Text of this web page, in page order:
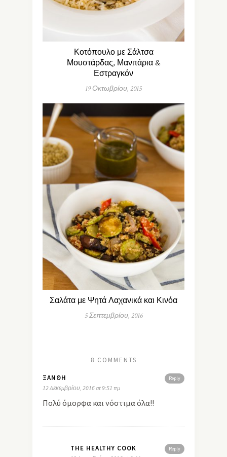
Κοτόπουλο με Σάλτσα
Μουστάρδας, Μανιτάρια &
Εστραγκόν
19 Οκτωβρίου, 2015
Σαλάτα με Ψητά Λαχανικά και Κινόα
5 Σεπτεμβρίου, 2016
8 COMMENTS
Reply
ΞΑΝΘΉ
12 Δεκεμβρίου, 2016 at 9:51 πμ
Πολύ όμορφα και νόστιμα όλα!!
Reply
THE HEALTHY COOK